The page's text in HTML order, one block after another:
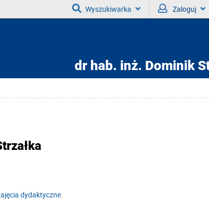
Wyszukiwarka Zaloguj
dr hab. inż. Dominik
dydaktyczne